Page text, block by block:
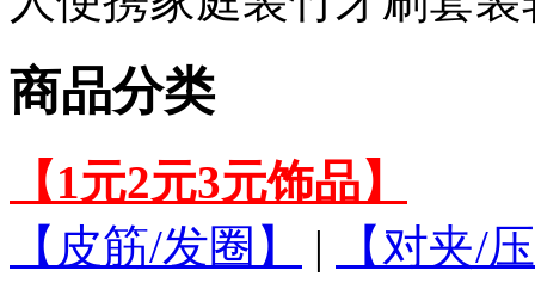
商品分类
【1元2元3元饰品】
【皮筋/发圈】
|
【对夹/